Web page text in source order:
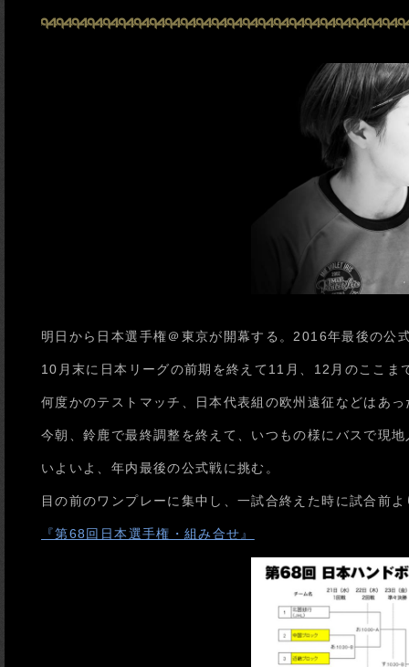
明日から日本選手権＠東京が開幕する。2016年最後の公
10月末に日本リーグの前期を終えて11月、12月のここま
何度かのテストマッチ、日本代表組の欧州遠征などはあ
今朝、鈴鹿で最終調整を終えて、いつもの様にバスで現
いよいよ、年内最後の公式戦に挑む。
目の前のワンプレーに集中し、一試合終えた時に試合前
『第68回日本選手権・組み合せ』